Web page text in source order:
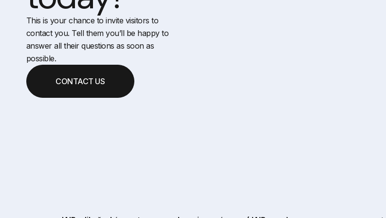
This is your chance to invite visitors to
contact you. Tell them you’ll be happy to
answer all their questions as soon as
possible.
CONTACT US